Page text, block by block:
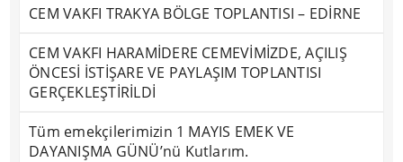
CEM VAKFI TRAKYA BÖLGE TOPLANTISI – EDİRNE
CEM VAKFI HARAMİDERE CEMEVİMİZDE, AÇILIŞ
ÖNCESİ İSTİŞARE VE PAYLAŞIM TOPLANTISI
GERÇEKLEŞTİRİLDİ
Tüm emekçilerimizin 1 MAYIS EMEK VE
DAYANIŞMA GÜNÜ’nü Kutlarım.